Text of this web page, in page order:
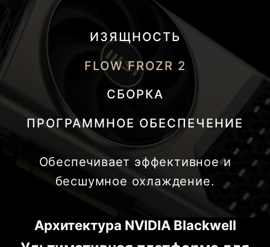
ИЗЯЩНОСТЬ
FLOW FROZR 2
СБОРКА
ПРОГРАММНОЕ ОБЕСПЕЧЕНИЕ
Обеспечивает эффективное и
бесшумное охлаждение.
Архитектура NVIDIA Blackwell